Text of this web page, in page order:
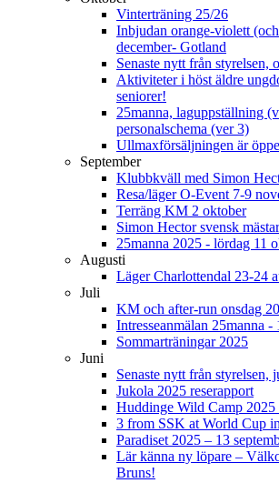
Vinterträning 25/26
Inbjudan orange-violett
december- Gotland
Senaste nytt från styrelsen,
Aktiviteter i höst äldre
seniorer!
25manna, laguppställning
personalschema (ver 3)
Ullmaxförsäljningen är
September
Klubbkväll med Simon
Resa/läger O-Event 7-9
Terräng KM 2 oktober
Simon Hector svensk
25manna 2025 - lördag 11
Augusti
Läger Charlottendal 23-24
Juli
KM och after-run onsdag
Intresseanmälan 25manna
Sommarträningar 2025
Juni
Senaste nytt från styrelsen,
Jukola 2025 reserapport
Huddinge Wild Camp 2025
3 from SSK at World Cup
Paradiset 2025 – 13
Lär känna ny löpare –
Bruns!